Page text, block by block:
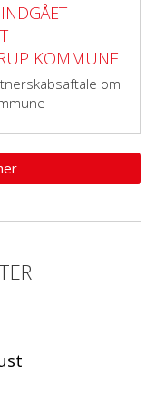
KOMMUNE
om